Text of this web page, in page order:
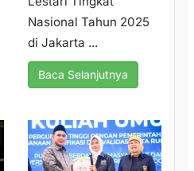
Nasional Tahun 2025
di Jakarta ...
Baca Selanjutnya